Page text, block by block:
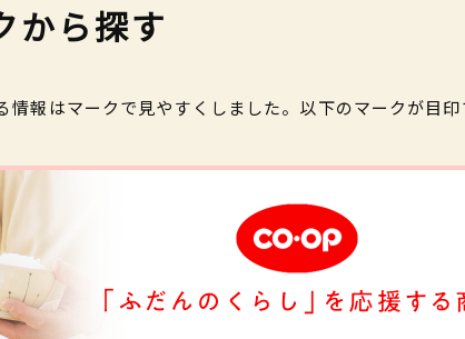
から探す
報はマークで見やすくしました。以下のマークが目印